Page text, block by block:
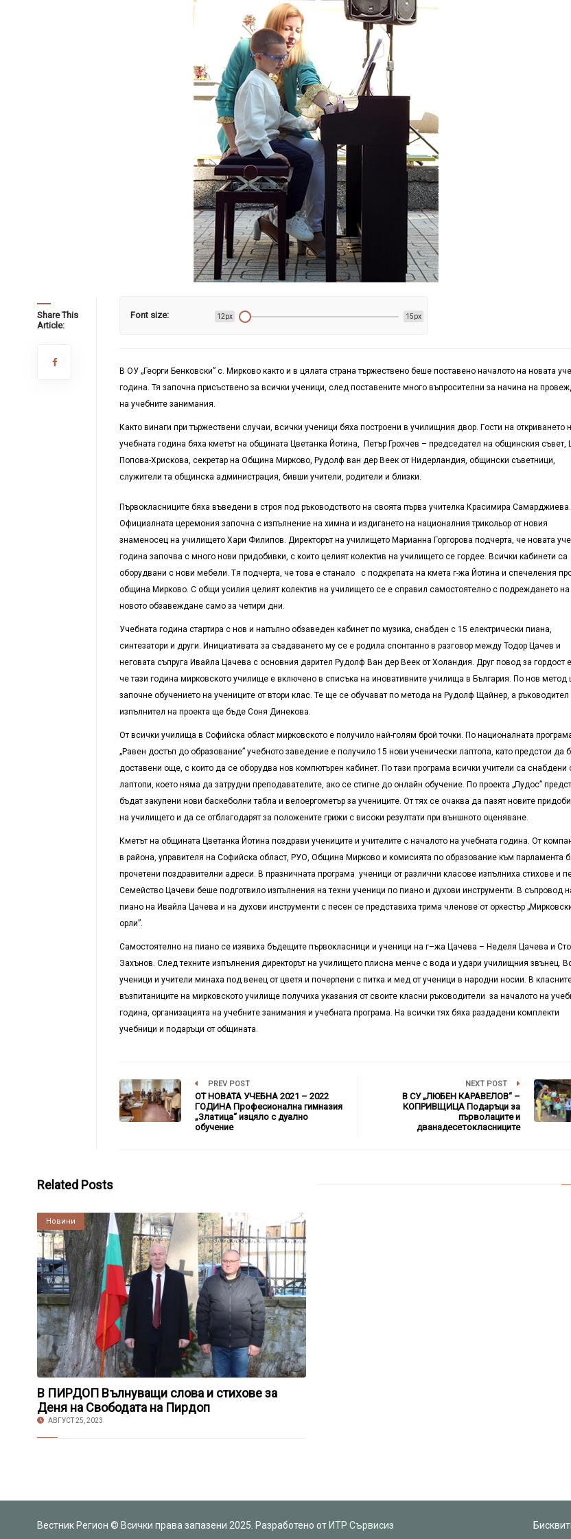
Share This
Article:
Font size: 12px 15px
В ОУ „Георги Бенковски” с. Мирково както и в цялата страна тържествено беше поставено началото на новата
година. Тя започна присъствено за всички ученици, след поставените много въпросителни за начина на
на учебните занимания.
Както винаги при тържествени случаи, всички ученици бяха построени в училищния двор. Гости на откриването
учебната година бяха кметът на общината Цветанка Йотина, Петър Грохчев – председател на общинския съвет,
Попова-Хрискова, секретар на Община Мирково, Рудолф ван дер Веек от Нидерландия, общински съветници,
служители та общинска администрация, бивши учители, родители и близки.
Първокласниците бяха въведени в строя под ръководството на своята първа учителка Красимира Самарджиева.
Официалната церемония започна с изпълнение на химна и издигането на националния трикольор от новия
знаменосец на училището Хари Филипов. Директорът на училището Марианна Горгорова подчерта, че новата
година започва с много нови придобивки, с които целият колектив на училището се гордее. Всички кабинети са
оборудвани с нови мебели. Тя подчерта, че това е станало с подкрепата на кмета г-жа Йотина и спечеления
община Мирково. С общи усилия целият колектив на училището се е справил самостоятелно с подреждането на
новото обзавеждане само за четири дни.
Учебната година стартира с нов и напълно обзаведен кабинет по музика, снабден с 15 електрически пиана,
синтезатори и други. Инициативата за създаването му се е родила спонтанно в разговор между Тодор Цачев и
неговата съпруга Ивайла Цачева с основния дарител Рудолф Ван дер Веек от Холандия. Друг повод за гордост
че тази година мирковското училище е включено в списъка на иновативните училища в България. По нов метод
започне обучението на учениците от втори клас. Те ще се обучават по метода на Рудолф Щайнер, а ръководител
изпълнител на проекта ще бъде Соня Динекова.
От всички училища в Софийска област мирковското е получило най-голям брой точки. По националната
„Равен достъп до образование” учебното заведение е получило 15 нови ученически лаптопа, като предстои да
доставени още, с които да се оборудва нов компютърен кабинет. По тази програма всички учители са снабдени
лаптопи, което няма да затрудни преподавателите, ако се стигне до онлайн обучение. По проекта „Пудос”
бъдат закупени нови баскеболни табла и велоергометър за учениците. От тях се очаква да пазят новите
на училището и да се отблагодарят за положените грижи с високи резултати при външното оценяване.
Кметът на общината Цветанка Йотина поздрави учениците и учителите с началото на учебната година. От
в района, управителя на Софийска област, РУО, Община Мирково и комисията по образование към парламента
прочетени поздравителни адреси. В празничната програма ученици от различни класове изпълниха стихове и
Семейство Цачеви беше подготвило изпълнения на техни ученици по пиано и духови инструменти. В съпровод
пиано на Ивайла Цачева и на духови инструменти с песен се представиха трима членове от оркестър
орли”.
Самостоятелно на пиано се изявиха бъдещите първокласници и ученици на г–жа Цачева – Неделя Цачева и
Захънов. След техните изпълнения директорът на училището плисна менче с вода и удари училищния звънец.
ученици и учители минаха под венец от цветя и почерпени с питка и мед от ученици в народни носии. В
възпитаниците на мирковското училище получиха указания от своите класни ръководители за началото на
година, организацията на учебните занимания и учебната програма. На всички тях бяха раздадени комплекти
учебници и подаръци от общината.
PREV POST
ОТ НОВАТА УЧЕБНА 2021 – 2022
ГОДИНА Професионална гимназия
„Златица“ изцяло с дуално
обучение
NEXT POST
В СУ „ЛЮБЕН КАРАВЕЛОВ“ –
КОПРИВЩИЦА Подаръци за
първолаците и
дванадесетокласниците
Related Posts
Култура
Новини
В ПИРДОП Вълнуващи слова и стихове за
Деня на Свободата на Пирдоп
АВГУСТ 25, 2023
Вестник Регион © Всички права запазени 2025. Разработено от ИТР Сървисиз